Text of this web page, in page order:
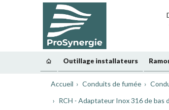
Outillage installateurs
Accueil Conduits de fumée
RCH - Adaptateur Inox 316 de bas